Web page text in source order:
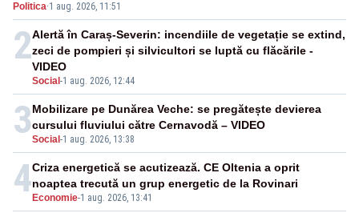
Guvernul Bolojan”
Politica·1 aug. 2026, 11:51
2
Social -1 aug. 2026, 12:44
Alertă în Caraș-Severin: incendiile de vegetație se extind,
zeci de pompieri și silvicultori se luptă cu flăcările -
VIDEO
3Social -1 aug. 2026, 13:38
Mobilizare pe Dunărea Veche: se pregătește devierea
cursului fluviului către Cernavodă – VIDEO
4 Economie-1 aug. 2026, 13:41
Criza energetică se acutizează. CE Oltenia a oprit
noaptea trecută un grup energetic de la Rovinari